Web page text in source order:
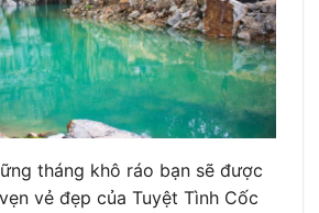
tháng khô ráo bạn sẽ được
vẻ đẹp của Tuyệt Tình Cốc